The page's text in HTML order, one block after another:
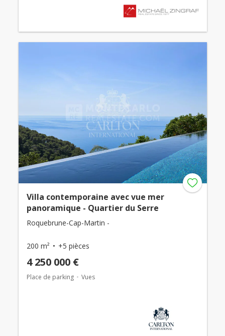
Villa contemporaine avec vue mer
panoramique - Quartier du Serre
Roquebrune-Cap-Martin -
200 m² +5 pièces
4 250 000 €
Place de parking Vues